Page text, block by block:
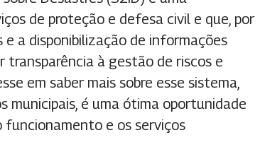
de proteção e defesa civil e que, por
a disponibilização de informações
à gestão de riscos e
em saber mais sobre esse sistema,
municipais, é uma ótima oportunidade
funcionamento e os serviços